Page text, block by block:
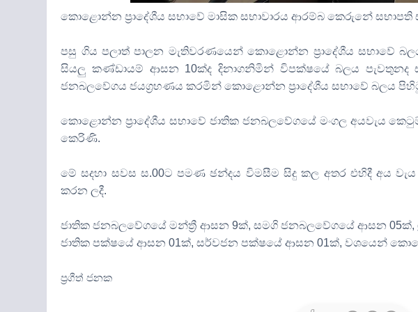
කොළොන්න ප්‍රාදේශීය සභාවේ මාසික සභාවාරය ආරම්බ කෙරුනේ සභාපති
පසු ගිය පලාත් පාලන මැතිවර‍ණයෙන් කොළොන්න ප්‍රාදේශීය සභාවේ
සියලු කණ්ඩායම් ආසන 10ක්ද දිනාගනිමින් විපක්ෂයේ බලය පැවතුනද
ජනබලවේගය ජයග්‍රහණය කරමින් කොළොන්න ප්‍රාදේශීය සභාවේ බලය
කොළොන්න ප්‍රාදේශීය සභාවේ ජාතික ජනබලවේගයේ මංගල අයවැය
කෙරිණි.
මේ සදහා සවස ස.00ට පමණ ඡන්දය විමසීම සිදු කල අතර එහිදී අය වැය
කරන ලදී.
ජාතික ජනබලවේගයේ මන්ත්‍රී ආසන 9ක්, සමගි ජනබලවේගයේ ආසන 05ක්,
ජාතික පක්ෂයේ ආසන 01ක්, සර්වජන පක්ෂයේ ආසන 01ක්, වශයෙන්
ප්‍රගීත් ජනක